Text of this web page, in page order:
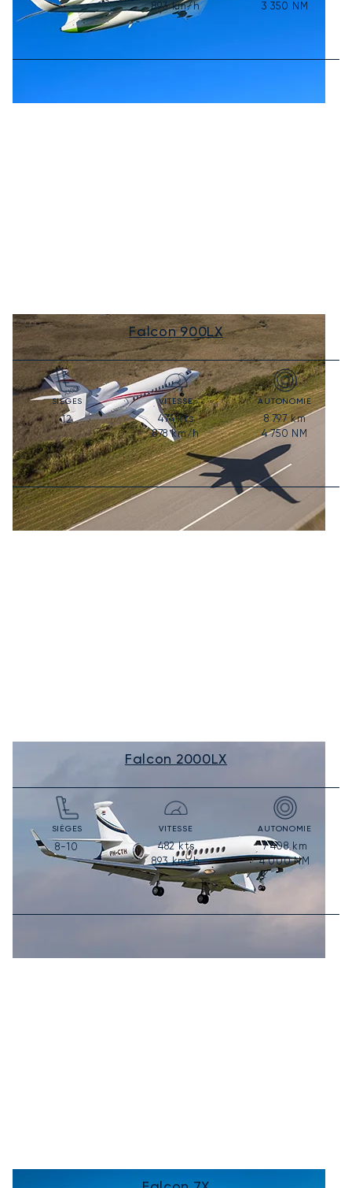
893km/h
3 350 NM
Falcon 900LX
SIÈGES
12
VITESSE
474kts
878km/h
AUTONOMIE
8 797km
4 750 NM
Falcon 2000LX
SIÈGES
8-10
VITESSE
482kts
893km/h
AUTONOMIE
7 408km
4 000NM